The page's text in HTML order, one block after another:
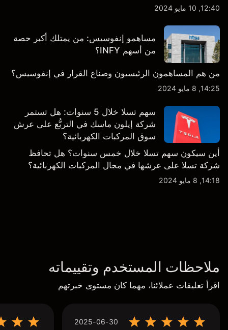
12:40, 10 مايو 2024
مساهمو إنفوسيس: من يمتلك أكبر حصة
من أسهم INFY؟
من هم المساهمون الرئيسيون وصناع القرار في إنفوسيس؟
14:25, 8 مايو 2024
سهم تسلا خلال 5 سنوات: هل تستمر
شركة إيلون ماسك في التربُّع على عرش
سوق المركبات الكهربائية؟
أين سيكون سهم تسلا خلال خمس سنوات؟ هل تحافظ
شركة تسلا على عرشها في مجال المركبات الكهربائية؟
14:18, 8 مايو 2024
ملاحظات المستخدم وتقييماته
اقرأ تعليقات عملائنا، مهما كان مستوى خبرتهم
2025-06-30